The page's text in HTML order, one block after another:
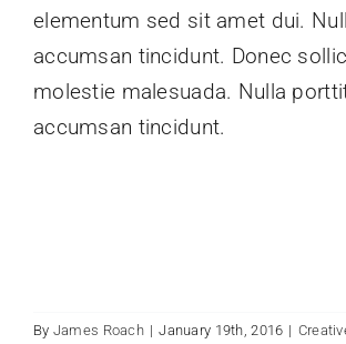
elementum sed sit amet dui.
accumsan tincidunt. Donec
molestie malesuada. Nulla
accumsan tincidunt.
By James Roach | January 19th, 2016 |